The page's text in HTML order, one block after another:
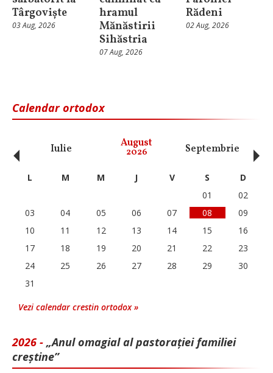
Târgoviște
03 Aug, 2026
hramul
Mănăstirii
Sihăstria
07 Aug, 2026
Rădeni
02 Aug, 2026
Calendar ortodox
Iulie August
2026 Septembrie
‹ L M M J V S
D
01
02
03
04 05 06 07 08
09
10
11 12 13 14 15
16
17
18 19 20 21 22
23
24
25 26 27 28 29
30
31
Vezi calendar crestin ortodox »
2026 - „Anul omagial al pastorației familiei
creștine”